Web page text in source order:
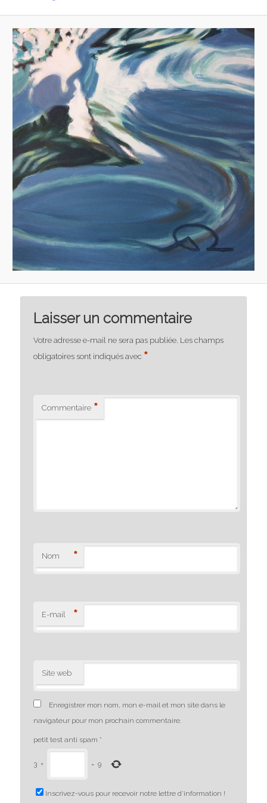
Laisser un commentaire
Votre adresse e-mail ne sera pas publiée. Les champs
obligatoires sont indiqués avec *
Commentaire *
Nom *
E-mail *
Site web
Enregistrer mon nom, mon e-mail et mon site dans le
navigateur pour mon prochain commentaire.
petit test anti spam *
3 + = 9
Inscrivez-vous pour recevoir notre lettre d'information !